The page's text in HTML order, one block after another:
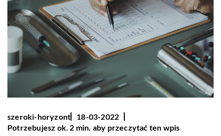
szeroki-horyzont
18-03-2022
Potrzebujesz ok. 2 min. aby przeczytać ten wpis